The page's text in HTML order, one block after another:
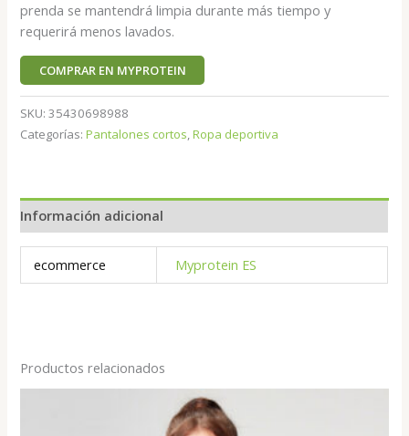
prenda se mantendrá limpia durante más tiempo y
requerirá menos lavados.
COMPRAR EN MYPROTEIN
SKU:35430698988
Categorías:Pantalones cortos,Ropa deportiva
Información adicional
ecommerce Myprotein ES
Productos relacionados